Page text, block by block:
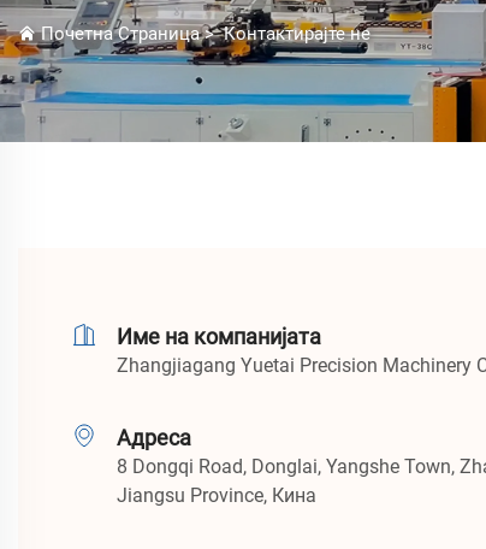
Почетна Страница>Контактирајте не
Име на компанијата
Zhangjiagang Yuetai Precision Machinery
Адреса
8 Dongqi Road, Donglai, Yangshe Town,
Jiangsu Province, Кина